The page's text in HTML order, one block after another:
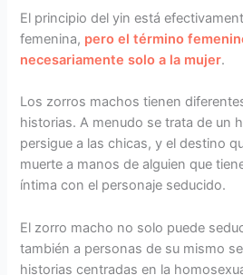
El principio del yin está
femenina, pero el término
necesariamente solo a la mujer.
Los zorros machos tienen
historias. A menudo se trata de un
persigue a las chicas, y el destino
muerte a manos de alguien que
íntima con el personaje seducido.
El zorro macho no solo puede
también a personas de su mismo
historias centradas en la